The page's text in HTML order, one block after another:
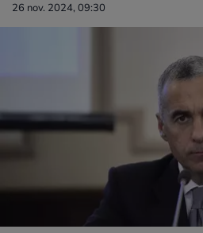
26 nov. 2024, 09:30